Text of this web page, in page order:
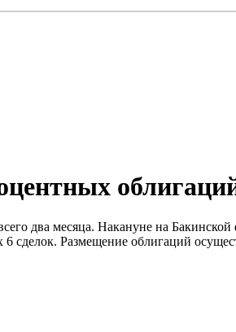
два месяца. Накануне на
сделок. Размещение облигаций